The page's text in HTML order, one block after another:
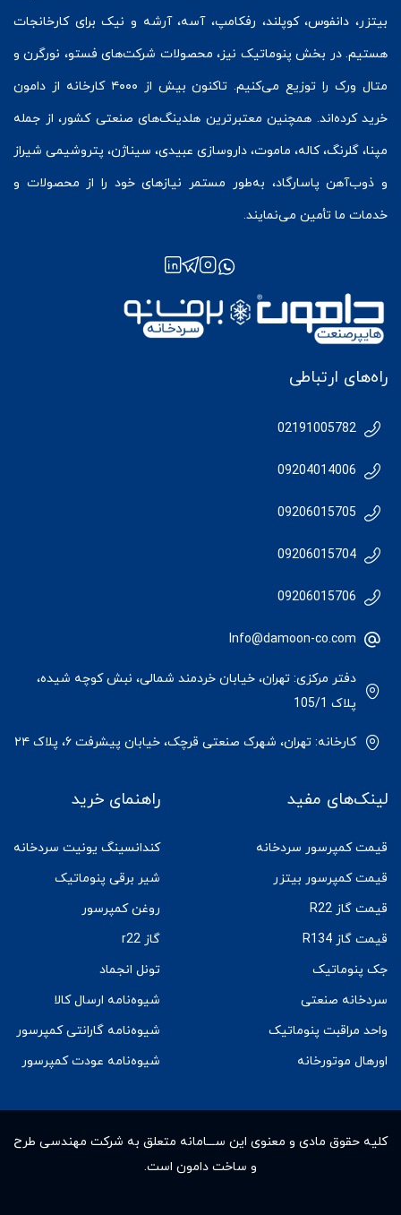
بیتزر، دانفوس،کوپلند، رفکامپ، آسه، آرشه و نیک برای کارخانجات
هستیم. در بخش پنوماتیک نیز، محصولات شرکت‌های فستو، نورگرن و
متال ورک
را توزیع می‌کنیم. تاکنون بیش از ۴۰۰۰ کارخانه از دامون
خرید کرده‌اند. همچنین معتبرترین هلدینگ‌های صنعتی کشور، از جمله
مپنا، گلرنگ، کاله، ماموت، داروسازی عبیدی، سیناژن، پتروشیمی شیراز
و ذوب‌آهن پاسارگاد، به‌طور مستمر نیازهای خود را از محصولات و
خدمات ما تأمین می‌نمایند.
راه‌های ارتباطی
02191005782
09204014006
09206015705
09206015704
09206015706
Info@damoon-co.com
دفتر مرکزی: تهران، خیابان خردمند شمالی، نبش کوچه شیده،
پلاک 105/1
کارخانه: تهران، شهرک صنعتی قرچک، خیابان پیشرفت ۶، پلاک ۲۴
لینک‌های مفید
قیمت کمپرسور سردخانه
قیمت کمپرسور بیتزر
قیمت گاز R22
قیمت گاز R134
جک پنوماتیک
سردخانه صنعتی
واحد مراقبت پنوماتیک
اورهال موتورخانه
راهنمای خرید
کندانسینگ یونیت سردخانه
شیر برقی پنوماتیک
روغن کمپرسور
گاز r22
تونل انجماد
شیوه‌نامه ارسال کالا
شیوه‌نامه گارانتی کمپرسور
شیوه‌نامه عودت کمپرسور
کلیه حقوق مادى و معنوى این ســـامانه متعلق به شرکت مهندسی طرح
و ساخت دامون است.